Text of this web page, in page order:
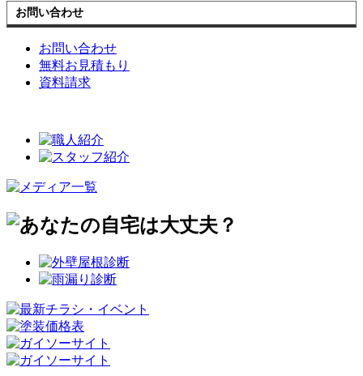
お問い合わせ
お問い合わせ
無料お見積もり
資料請求